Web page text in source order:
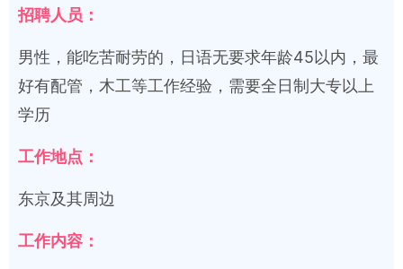
招聘人员：
男性，能吃苦耐劳的，日语无要求年龄45以内，最
好有配管，木工等工作经验，需要全日制大专以上
学历
工作地点：
东京及其周边
工作内容：